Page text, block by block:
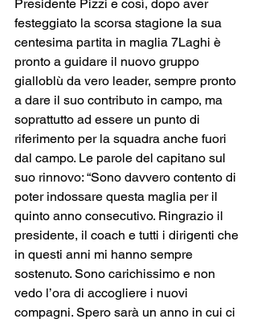
Presidente Pizzi e così, dopo aver
festeggiato la scorsa stagione la sua
centesima partita in maglia 7Laghi è
pronto a guidare il nuovo gruppo
gialloblù da vero leader, sempre pronto
a dare il suo contributo in campo, ma
soprattutto ad essere un punto di
riferimento per la squadra anche fuori
dal campo. Le parole del capitano sul
suo rinnovo: “Sono davvero contento di
poter indossare questa maglia per il
quinto anno consecutivo. Ringrazio il
presidente, il coach e tutti i dirigenti che
in questi anni mi hanno sempre
sostenuto. Sono carichissimo e non
vedo l’ora di accogliere i nuovi
compagni. Spero sarà un anno in cui ci